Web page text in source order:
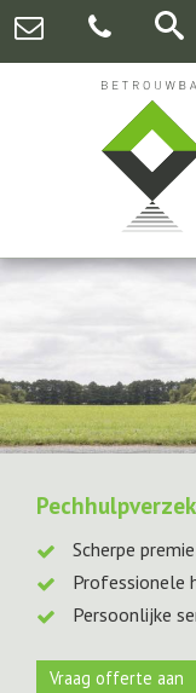
Scherpe
Professionele
Persoonlijke
Vraag offerte aan